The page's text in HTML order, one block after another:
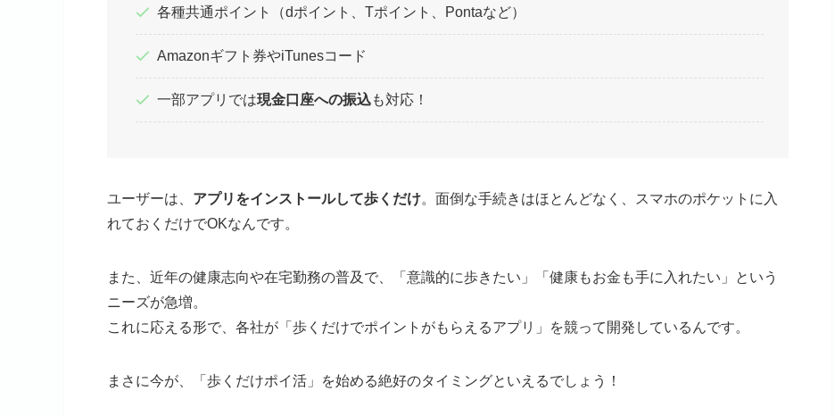
各種共通ポイント（dポイント、Tポイント、Pontaなど）
Amazonギフト券やiTunesコード
一部アプリでは現金口座への振込も対応！
ユーザーは、 アプリをインストールして歩くだけ。面倒な手続きはほとんどなく、スマホのポケットに入
れておくだけでOKなんです。
また、近年の健康志向や在宅勤務の普及で、「意識的に歩きたい」「健康もお金も手に入れたい」という
ニーズが急増。
これに応える形で、各社が「歩くだけでポイントがもらえるアプリ」を競って開発しているんです。
まさに今が、「歩くだけポイ活」を始める絶好のタイミングといえるでしょう！